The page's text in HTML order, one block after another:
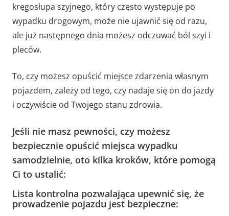
kręgosłupa szyjnego, który często występuje po
wypadku drogowym, może nie ujawnić się od razu,
ale już następnego dnia możesz odczuwać ból szyi i
pleców.
To, czy możesz opuścić miejsce zdarzenia własnym
pojazdem, zależy od tego, czy nadaje się on do jazdy
i oczywiście od Twojego stanu zdrowia.
Jeśli nie masz pewności, czy możesz
bezpiecznie opuścić miejsca wypadku
samodzielnie, oto kilka kroków, które pomogą
Ci to ustalić:
Lista kontrolna pozwalająca upewnić się, że
prowadzenie pojazdu jest bezpieczne: